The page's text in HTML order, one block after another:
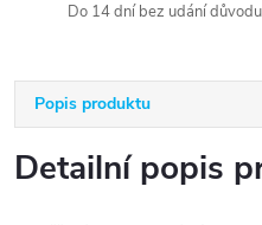
Do 14 dní bez udání důvodu
Popis produktu
Detailní popis